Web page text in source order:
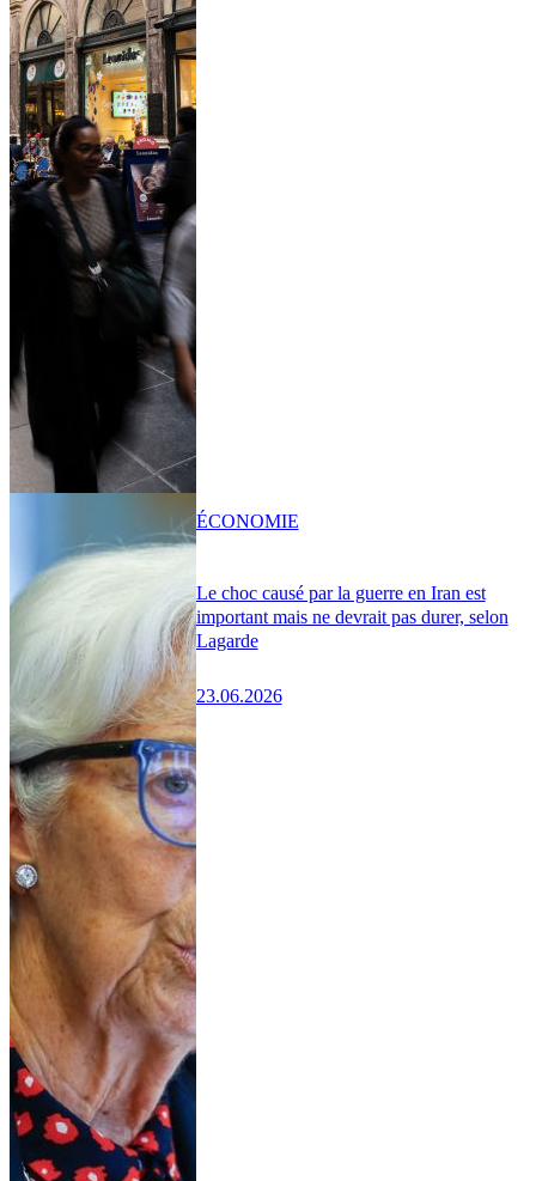
Le choc causé par la guerre en Iran est
important mais ne devrait pas durer, selon
Lagarde
23.06.2026
ÉCONOMIE